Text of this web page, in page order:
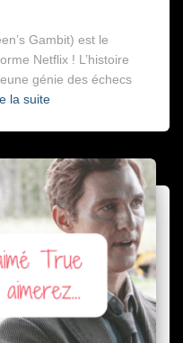
Gambit) est le
Netflix ! L’histoire
génie des échecs
la suite